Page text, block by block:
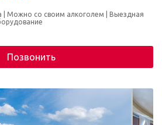
Можно со своим алкоголем
Выездная
Позвонить